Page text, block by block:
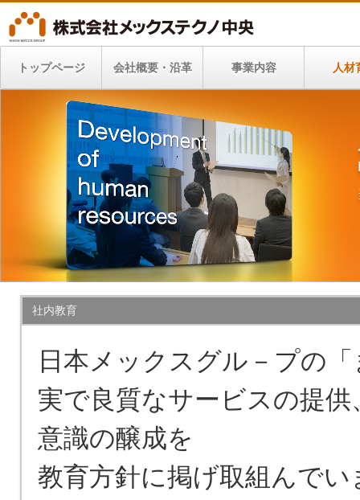
トップページ 会社概要・沿革 事業内容 人材
社内教育
日本メックスグル－プの
実で良質なサービスの提
意識の醸成を
教育方針に掲げ取組んでい